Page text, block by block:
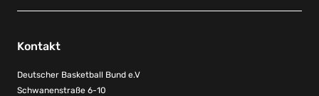
Kontakt
Deutscher Basketball Bund e.V
Schwanenstraße 6-10